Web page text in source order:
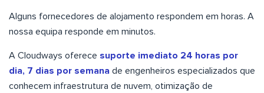
Alguns fornecedores de alojamento respondem em horas. A
nossa equipa responde em minutos.
A Cloudways oferece suporte imediato 24 horas por
dia, 7 dias por semana de engenheiros especializados que
conhecem infraestrutura de nuvem, otimização de